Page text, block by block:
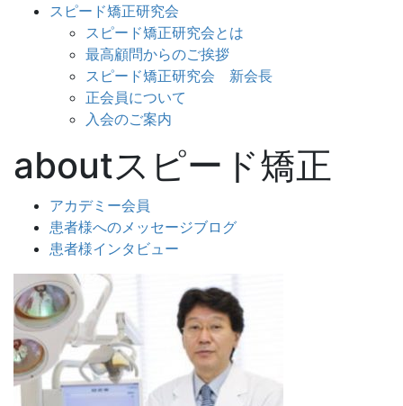
スピード矯正研究会
スピード矯正研究会とは
最高顧問からのご挨拶
スピード矯正研究会 新会長
正会員について
入会のご案内
aboutスピード矯正
アカデミー会員
患者様へのメッセージブログ
患者様インタビュー